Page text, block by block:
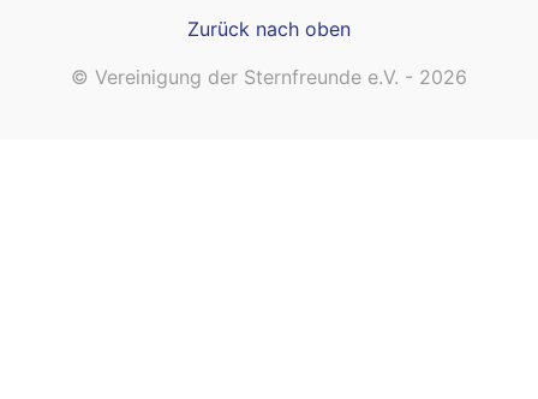
Zurück nach oben
© Vereinigung der Sternfreunde e.V. - 2026